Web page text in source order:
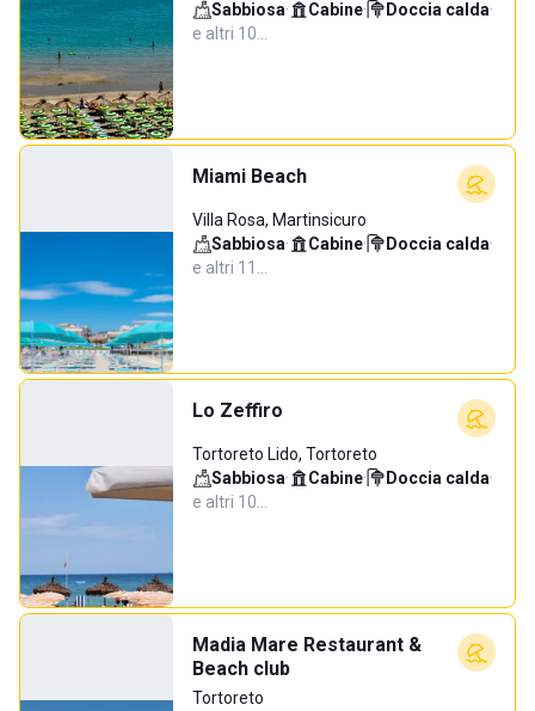
Sabbiosa· Cabine· Doccia calda·
e altri 10…
Miami Beach
Villa Rosa, Martinsicuro
Sabbiosa· Cabine· Doccia calda·
e altri 11…
Lo Zeffiro
Tortoreto Lido, Tortoreto
Sabbiosa· Cabine· Doccia calda·
e altri 10…
Madia Mare Restaurant &
Beach club
Tortoreto